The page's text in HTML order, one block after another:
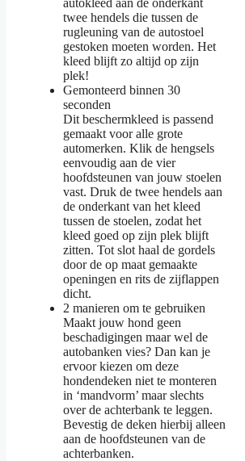
twee hendels die tussen de
rugleuning van de autostoel
gestoken moeten worden. Het
kleed blijft zo altijd op zijn
plek!
Gemonteerd binnen 30
seconden
Dit beschermkleed is passend
gemaakt voor alle grote
automerken. Klik de hengsels
eenvoudig aan de vier
hoofdsteunen van jouw stoelen
vast. Druk de twee hendels aan
de onderkant van het kleed
tussen de stoelen, zodat het
kleed goed op zijn plek blijft
zitten. Tot slot haal de gordels
door de op maat gemaakte
openingen en rits de zijflappen
dicht.
2 manieren om te gebruiken
Maakt jouw hond geen
beschadigingen maar wel de
autobanken vies? Dan kan je
ervoor kiezen om deze
hondendeken niet te monteren
in ‘mandvorm’ maar slechts
over de achterbank te leggen.
Bevestig de deken hierbij alleen
aan de hoofdsteunen van de
achterbanken.